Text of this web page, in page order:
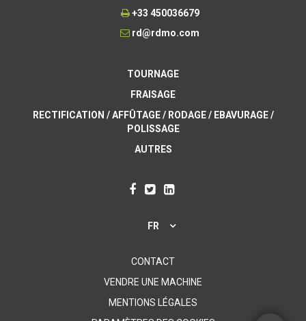
+33 450036679
rd@rdmo.com
TOURNAGE
FRAISAGE
RECTIFICATION / AFFÛTAGE / RODAGE / EBAVURAGE /
POLISSAGE
AUTRES
FR
CONTACT
VENDRE UNE MACHINE
MENTIONS LÉGALES